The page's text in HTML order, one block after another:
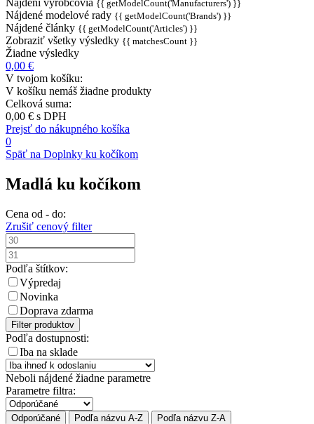
Nájdení výrobcovia {{ getModelCount('Manufacturers') }}
Nájdené modelové rady {{ getModelCount('Brands') }}
Nájdené články {{ getModelCount('Articles') }}
Zobraziť všetky výsledky {{ matchesCount }}
Žiadne výsledky
0,00 €
V tvojom košíku:
V košíku nemáš žiadne produkty
Celková suma:
0,00 € s DPH
Prejsť do nákupného košíka
0
Späť na Doplnky ku kočíkom
Madlá ku kočíkom
Cena od - do:
Zrušiť cenový filter
Podľa štítkov:
Výpredaj
Novinka
Doprava zdarma
Filter produktov
Podľa dostupnosti:
Iba na sklade
Neboli nájdené žiadne parametre
Parametre filtra:
Odporúčané Podľa názvu A-Z
Podľa názvu Z-A